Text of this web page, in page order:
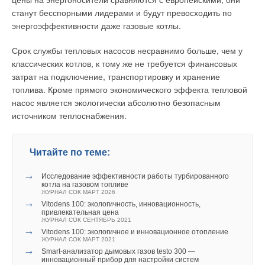
станут бесспорными лидерами и будут превосходить по
энергоэффективности даже газовые котлы.
Срок службы тепловых насосов несравнимо больше, чем у
классических котлов, к тому же не требуется финансовых
затрат на подключение, транспортировку и хранение
топлива. Кроме прямого экономического эффекта тепловой
насос является экологически абсолютно безопасным
источником теплоснабжения.
Читайте по теме:
→
Исследование эффективности работы турбированного
котла на газовом топливе
ЖУРНАЛ СОК МАРТ 2026
→
Vitodens 100: экологичность, инновационность,
привлекательная цена
ЖУРНАЛ СОК СЕНТЯБРЬ 2021
→ Vitodens 100: экологичное и инновационное отопление
ЖУРНАЛ СОК МАРТ 2021
→
Smart-анализатор дымовых газов testo 300 —
инновационный прибор для настройки систем
Исследования проводились на теплогидравлическом стенде
компании «Терморос». Испытывался секционный
(Италия), состоящий из 8 секций, с шириной секции 80 мм,
глубиной 80 мм и межосевым расстоянием подводок 500 мм.
Номинальная теплоотдача одной секции радиатора
составляла W0 = 183 Вт при температурном напоре xt = 70
°С.
электрокотел «Руснит» 203 с отключенной автоматикой,
циркуляционный насос, расходомер с мерной шайбой,
тройники со специальными гильзами для измерения
температуры теплоносителя, мерный участок из гибких
теплоизолированных шлангов, дренированные
измерительные коллекторы для отбора статического
давления до и после мерного участка и водяные манометры.
Коллекторы для измерения статического давления жидкости
представляют собой кольцевые полости вокруг медного
Уведомления отключены
Комментарии
В этой теме еще нет комментариев
Добавить комментарий
Ваш E-mail *
Текст комментария